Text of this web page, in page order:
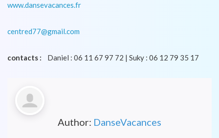
www.dansevacances.fr
centred77@gmail.com
contacts : Daniel : 06 11 67 97 72 | Suky : 06 12 79 35 17
Author: DanseVacances